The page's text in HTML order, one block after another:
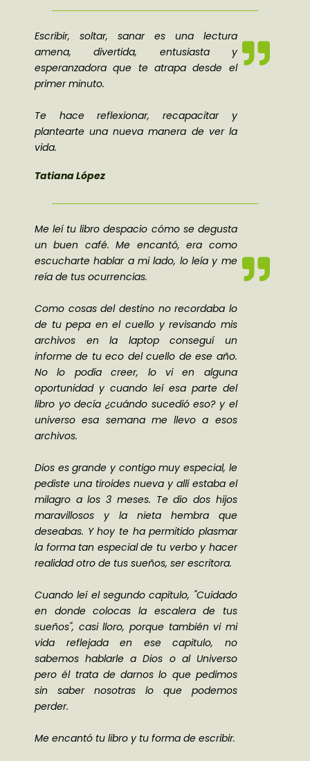
Escribir, soltar, sanar es una lectura
amena, divertida, entusiasta y
esperanzadora que te atrapa desde el
primer minuto.
Te hace reflexionar, recapacitar y
plantearte una nueva manera de ver la
vida.
Tatiana López
Me leí tu libro despacio cómo se degusta
un buen café. Me encantó, era como
escucharte hablar a mi lado, lo leía y me
reía de tus ocurrencias.
Como cosas del destino no recordaba lo
de tu pepa en el cuello y revisando mis
archivos en la laptop conseguí un
informe de tu eco del cuello de ese año.
No lo podía creer, lo vi en alguna
oportunidad y cuando leí esa parte del
libro yo decía ¿cuándo sucedió eso? y el
universo esa semana me llevo a esos
archivos.
Dios es grande y contigo muy especial, le
pediste una tiroides nueva y allí estaba el
milagro a los 3 meses. Te dio dos hijos
maravillosos y la nieta hembra que
deseabas. Y hoy te ha permitido plasmar
la forma tan especial de tu verbo y hacer
realidad otro de tus sueños, ser escritora.
Cuando leí el segundo capítulo, "Cuidado
en donde colocas la escalera de tus
sueños", casi lloro, porque también vi mi
vida reflejada en ese capitulo, no
sabemos hablarle a Dios o al Universo
pero él trata de darnos lo que pedimos
sin saber nosotras lo que podemos
perder.
Me encantó tu libro y tu forma de escribir.